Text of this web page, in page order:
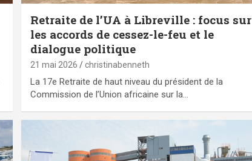
Retraite de l’UA à Libreville : focus sur
les accords de cessez-le-feu et le
dialogue politique
21 mai 2026 christinabenneth
La 17e Retraite de haut niveau du président de la
Commission de l’Union africaine sur la…